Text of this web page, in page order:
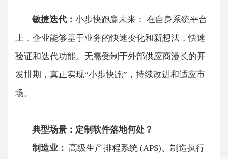
​​敏捷迭代：小步快跑赢未来：​​ 在自身系统平台
上，企业能够基于业务的快速变化和新想法，快速
验证和迭代功能。无需受制于外部供应商漫长的开
发排期，真正实现“小步快跑”，持续改进和适应市
场。
​​典型场景：定制软件落地何处？​
​​制造业： ​​ 高级生产排程系统 (APS)、制造执行